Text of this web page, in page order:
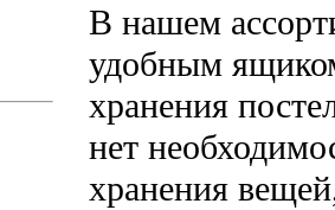
В нашем
удобным
хранения
нет
хранения